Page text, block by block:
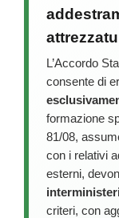
L’Accordo
consente di
formazione
81/08,
con i relativi
esterni,
criteri, con